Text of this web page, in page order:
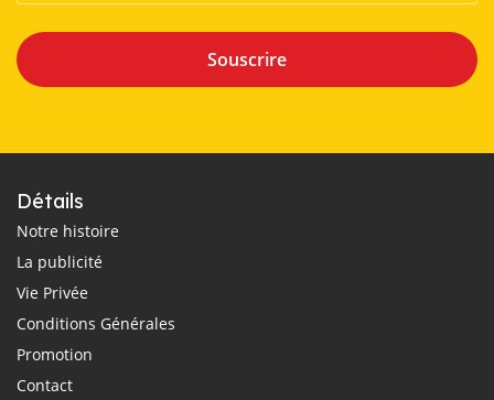
Souscrire
Détails
Notre histoire
La publicité
Vie Privée
Conditions Générales
Promotion
Contact